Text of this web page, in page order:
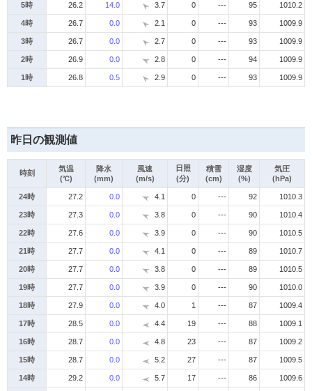
5時 26.2 14.0 3.7 0 --- 95 1010.2
4時 26.7 0.0 2.1 0 --- 93 1009.9
3時 26.7 0.0 2.7 0 --- 93 1009.9
2時 26.9 0.0 2.8 0 --- 94 1009.9
1時 26.8 0.5 2.9 0 --- 93 1009.9
昨日の観測値
時刻
気温
(℃)
降水
(mm)
風速
(m/s)
日照
(分)
積雪
(cm)
湿度
(%)
気圧
(hPa)
24時 27.2 0.0 4.1 0 --- 92 1010.3
23時 27.3 0.0 3.8 0 --- 90 1010.4
22時 27.6 0.0 3.9 0 --- 90 1010.5
21時 27.7 0.0 4.1 0 --- 89 1010.7
20時 27.7 0.0 3.8 0 --- 89 1010.5
19時 27.7 0.0 3.9 0 --- 90 1010.0
18時 27.9 0.0 4.0 1 --- 87 1009.4
17時 28.5 0.0 4.4 19 --- 88 1009.1
16時 28.7 0.0 4.8 23 --- 87 1009.2
15時 28.7 0.0 5.2 27 --- 87 1009.5
14時 29.2 0.0 5.7 17 --- 86 1009.6